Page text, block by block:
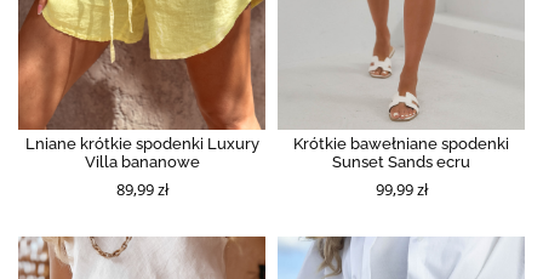
Lniane krótkie spodenki Luxury
Villa bananowe
89,99 zł
Krótkie bawełniane spodenki
Sunset Sands ecru
99,99 zł